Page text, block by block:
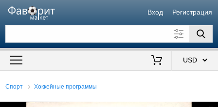
Вход Регистрация
Искать также в описании
Спорт Хоккейные программы